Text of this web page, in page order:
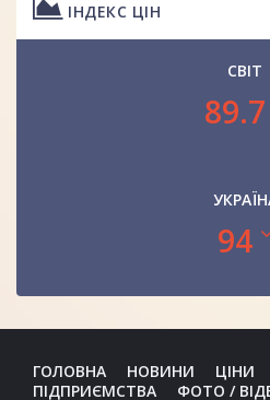
ІНДЕКС ЦІН
СВІТ
89.7
94
ГОЛОВНА НОВИНИ ЦІНИ
ПІДПРИЄМСТВА
ФОТО /